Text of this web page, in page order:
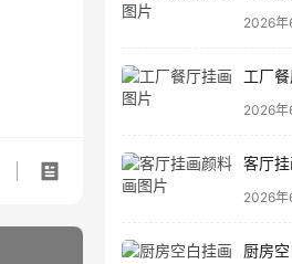
2026年
工厂
2026年
客厅
2026年
厨房